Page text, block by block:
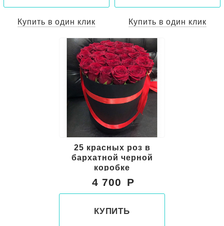
Купить в один клик Купить в один клик
25 красных роз в
бархатной черной
коробке
4 700
КУПИТЬ